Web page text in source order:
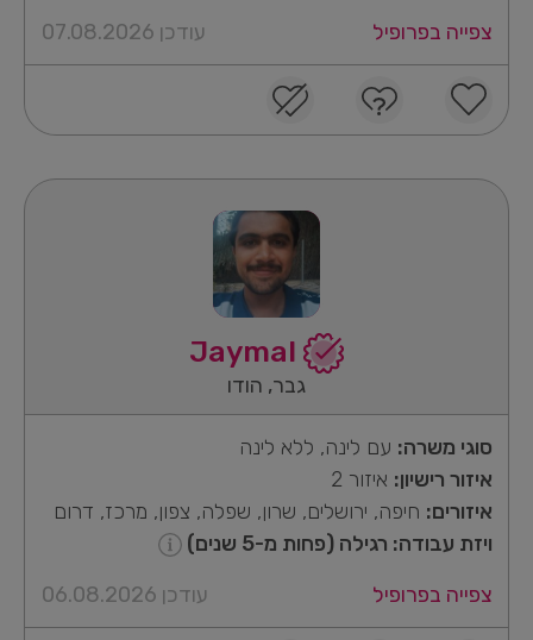
צפייה בפרופיל
עודכן 07.08.2026
גבר, הודו
סוגי משרה: עם לינה, ללא לינה
איזור רישיון: איזור 2
איזורים: חיפה, ירושלים, שרון, שפלה, צפון, מרכז, דרום
ויזת עבודה: רגילה (פחות מ-5 שנים)
צפייה בפרופיל
עודכן 06.08.2026